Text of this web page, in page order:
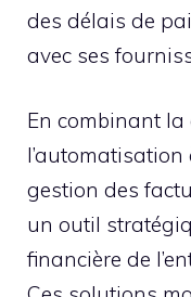
des délais de
avec ses
En combinant
gestion des
un outil
financière de